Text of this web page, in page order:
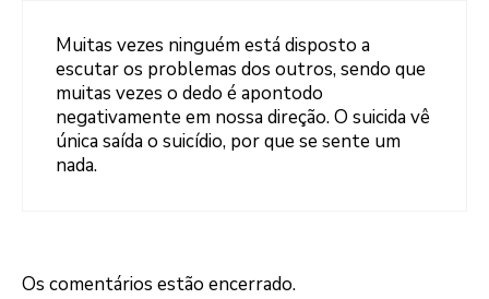
Muitas vezes ninguém está disposto a
escutar os problemas dos outros, sendo que
muitas vezes o dedo é apontodo
negativamente em nossa direção. O suicida vê
única saída o suicídio, por que se sente um
nada.
Os comentários estão encerrado.